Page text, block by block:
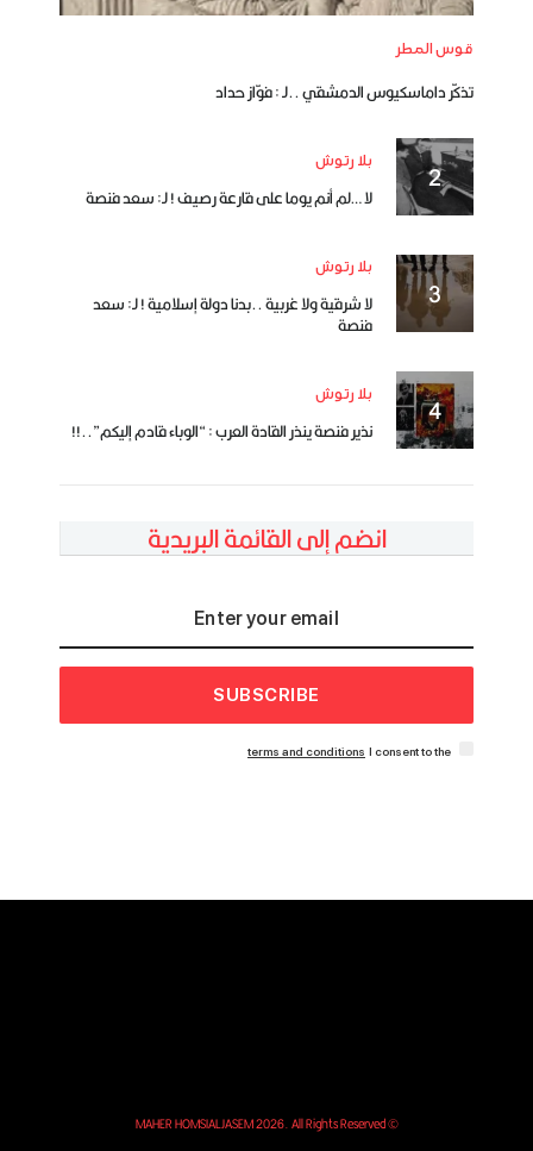
قوس المطر
تذكّر داماسكيوس الدمشقي ..لـ : فوّاز حداد
بلا رتوش
لا …لم أنم يوما على قارعة رصيف ! لـ: سعد فنصة
بلا رتوش
لا شرقية ولا غربية ..بدنا دولة إسلامية ! لـ: سعد
فنصة
بلا رتوش
نذير فنصة ينذر القادة العرب : “الوباء قادم إليكم”..!!
انضم إلى القائمة البريدية
SUBSCRIBE
I consent to the
terms and conditions
© MAHER HOMSIALJASEM 2026. All Rights Reserved